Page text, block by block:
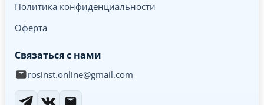
Политика конфиденциальности
Оферта
Связаться с нами
rosinst.online@gmail.com